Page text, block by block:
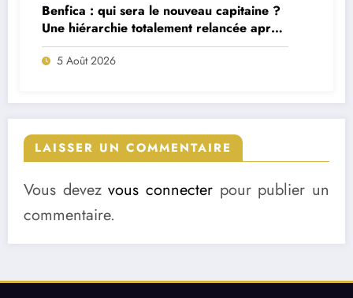
Benfica : qui sera le nouveau capitaine ?
Une hiérarchie totalement relancée après
deux départs majeurs
5 Août 2026
LAISSER UN COMMENTAIRE
Vous devezvous connecter pour publier un
commentaire.